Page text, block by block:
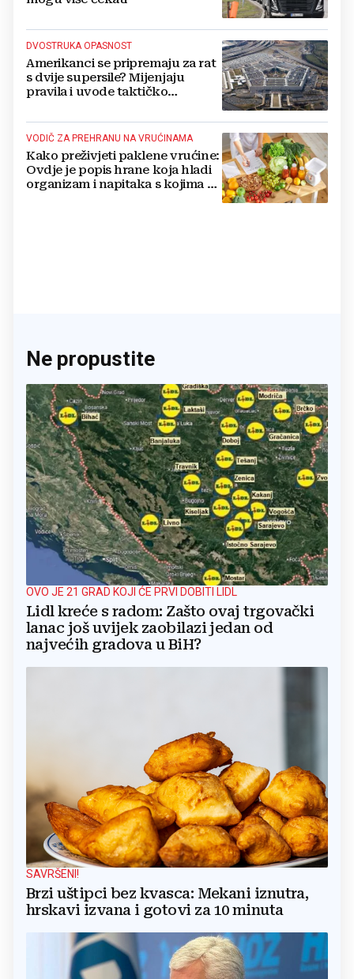
DVOSTRUKA OPASNOST
Amerikanci se pripremaju za rat
s dvije supersile? Mijenjaju
pravila i uvode taktičko
VODIČ ZA PREHRANU NA VRUĆINAMA
Kako preživjeti paklene vrućine:
Ovdje je popis hrane koja hladi
organizam i napitaka s kojima si
Ne propustite
OVO JE 21 GRAD KOJI ĆE PRVI DOBITI LIDL
Lidl kreće s radom: Zašto ovaj trgovački
lanac još uvijek zaobilazi jedan od
najvećih gradova u BiH?
SAVRŠENI!
Brzi uštipci bez kvasca: Mekani iznutra,
hrskavi izvana i gotovi za 10 minuta